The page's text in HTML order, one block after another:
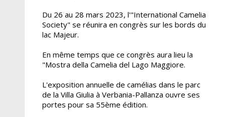
Du 26 au 28 mars 2023, l'"International Camelia
Society" se réunira en congrès sur les bords du
lac Majeur.
En même temps que ce congrès aura lieu la
"Mostra della Camelia del Lago Maggiore.
L'exposition annuelle de camélias dans le parc
de la Villa Giulia à Verbania-Pallanza ouvre ses
portes pour sa 55ème édition.